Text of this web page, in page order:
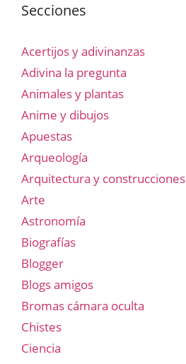
Secciones
Acertijos y adivinanzas
Adivina la pregunta
Animales y plantas
Anime y dibujos
Apuestas
Arqueología
Arquitectura y construcciones
Arte
Astronomía
Biografías
Blogger
Blogs amigos
Bromas cámara oculta
Chistes
Ciencia